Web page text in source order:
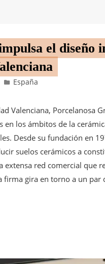
el diseño
España
Valenciana, Porcelanosa
los ámbitos de la
Desde su fundación en
suelos cerámicos a
extensa red comercial que
firma gira en torno a un